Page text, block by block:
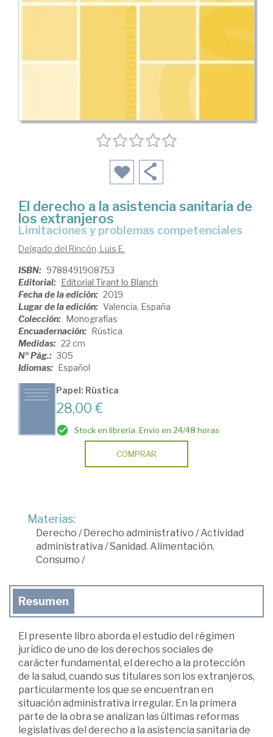
El derecho a la asistencia sanitaria de
los extranjeros
limitaciones y problemas competenciales
Delgado del Rincón, Luis E.
ISBN: 9788491908753
Editorial: Editorial Tirant lo Blanch
Fecha de la edición: 2019
Lugar de la edición: Valencia. España
Colección: Monografías
Encuadernación: Rústica
Medidas: 22 cm
Nº Pág.: 305
Idiomas: Español
Papel: Rústica
28,00 €
Stock en librería. Envío en 24/48 horas
COMPRAR
Materias:
Derecho / Derecho administrativo /Actividad
administrativa /Sanidad. Alimentación.
Consumo /
Resumen
El presente libro aborda el estudio del régimen
jurídico de uno de los derechos sociales de
carácter fundamental, el derecho a la protección
de la salud, cuando sus titulares son los extranjeros,
particularmente los que se encuentran en
situación administrativa irregular. En la primera
parte de la obra se analizan las últimas reformas
legislativas del derecho a la asistencia sanitaria de